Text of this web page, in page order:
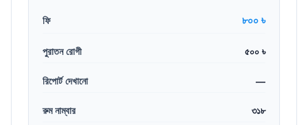
ফি ৮০০ ৳
পুরাতন রোগী ৫০০ ৳
রিপোর্ট দেখানো —
রুম নাম্বার ৩১৮